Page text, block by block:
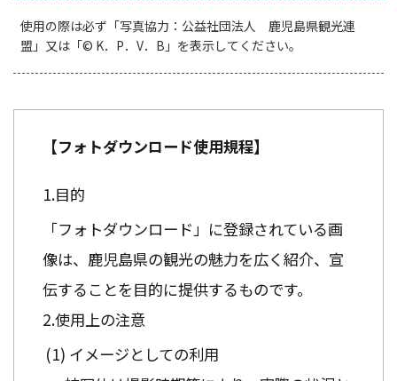
使用の際は必ず「写真協力：公益社団法人 鹿児島県観光連
盟」又は「© K．P．V．B」を表示してください。
【フォトダウンロード使用規程】
目的
「フォトダウンロード」に登録されている画
像は、鹿児島県の観光の魅力を広く紹介、宣
伝することを目的に提供するものです。
使用上の注意
イメージとしての利用